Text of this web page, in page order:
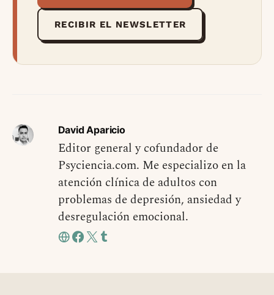
RECIBIR EL NEWSLETTER
David Aparicio
Editor general y cofundador de
Psyciencia.com. Me especializo en la
atención clínica de adultos con
problemas de depresión, ansiedad y
desregulación emocional.